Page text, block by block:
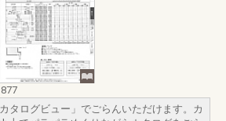
877
タログビュー」でごらんいただけます。カ